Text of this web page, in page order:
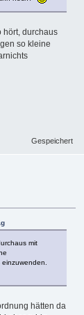
hört, durchaus
so kleine
Gespeichert
mit
einzuwenden.
hätten da